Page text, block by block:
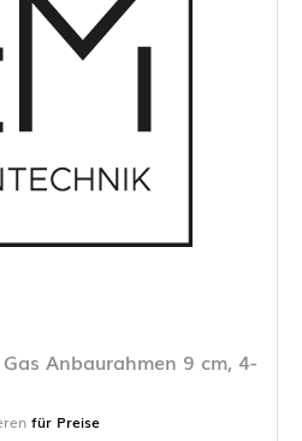
Anbaurahmen 9 cm, 4-
für Preise